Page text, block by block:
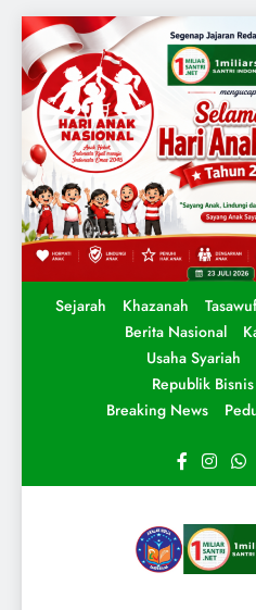
Sejarah Khazanah Tasawuf
Berita Nasional
Usaha Syariah
Republik Bisnis
Breaking News